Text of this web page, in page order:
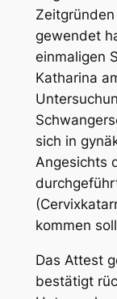
gewendet
einmaligen
Katharina
sich in
Angesichts
kommen
Das Attest
bestätigt